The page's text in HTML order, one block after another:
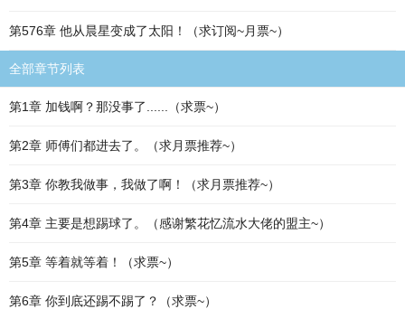
第576章 他从晨星变成了太阳！（求订阅~月票~）
全部章节列表
第1章 加钱啊？那没事了......（求票~）
第2章 师傅们都进去了。（求月票推荐~）
第3章 你教我做事，我做了啊！（求月票推荐~）
第4章 主要是想踢球了。（感谢繁花忆流水大佬的盟主~）
第5章 等着就等着！（求票~）
第6章 你到底还踢不踢了？（求票~）